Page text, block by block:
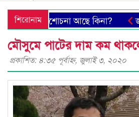
শিরোনাম
কোনো অনুশোচনা আছে কিনা?
মৌসুমে পাটের দাম কম
প্রকাশিত: ৪:৩৫ পূর্বাহ্ণ, জুলাই ৩, ২০২০